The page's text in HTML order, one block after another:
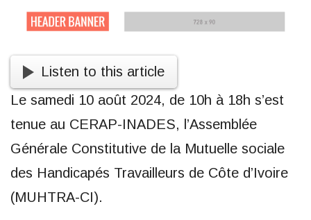
Listen to this article
Le samedi 10 août 2024, de 10h à 18h s’est
tenue au CERAP-INADES, l’Assemblée
Générale Constitutive de la Mutuelle sociale
des Handicapés Travailleurs de Côte d’Ivoire
(MUHTRA-CI).